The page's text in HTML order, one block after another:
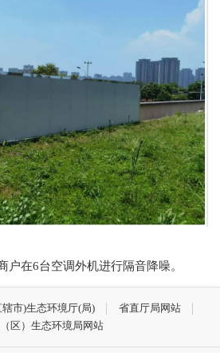
在6台空调外机进行隔音降噪。
辖市)生态环境厅(局)
省直厅局网站
区）生态环境局网站